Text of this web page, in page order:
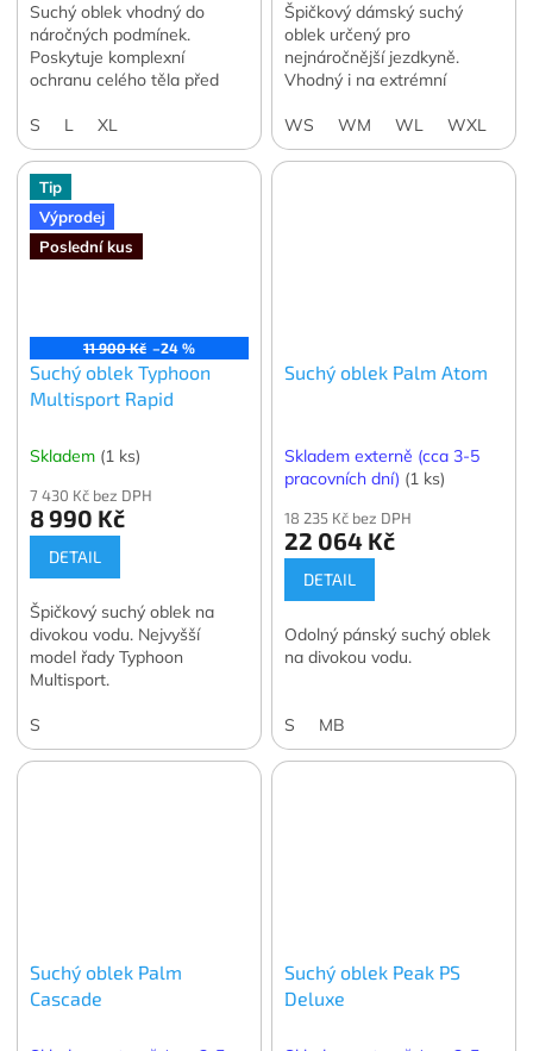
Suchý oblek vhodný do
náročných podmínek.
Poskytuje komplexní
ochranu celého těla před
delším pobytu ve vodě.
S L XL
Špičkový dámský suchý
oblek určený pro
nejnáročnější jezdkyně.
Vhodný i na extrémní
packraftu.
WS WM WL WXL
Tip
Výprodej
Poslední kus
11 900 Kč –24 %
Suchý oblek Typhoon
Multisport Rapid
Skladem (1 ks)
7 430 Kč bez DPH
8 990 Kč
DETAIL
Špičkový suchý oblek na
divokou vodu. Nejvyšší
model řady Typhoon
Multisport.
S
Suchý oblek Palm Atom
Skladem externě (cca 3-5
pracovních dní) (1 ks)
18 235 Kč bez DPH
22 064 Kč
DETAIL
Odolný pánský suchý oblek
na divokou vodu.
S MB
Suchý oblek Palm
Cascade
Suchý oblek Peak PS
Deluxe